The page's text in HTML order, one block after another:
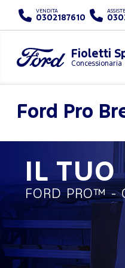
VENDITA
0302187610
Concessionaria
Ford Pro
IL
FORD PRO™ -